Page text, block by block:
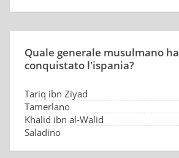
Quale generale musulmano ha
conquistato l'ispania?
Tariq ibn Ziyad
Tamerlano
Khalid ibn al-Walid
Saladino